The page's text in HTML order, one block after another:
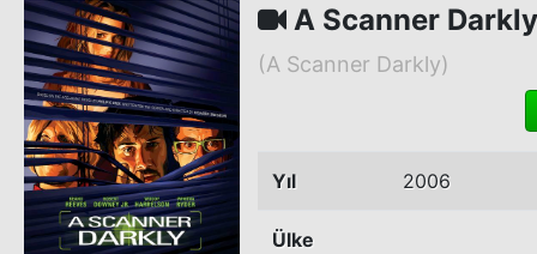
A Scanner Darkly
(A Scanner Darkly)
Yıl 2006
Ülke